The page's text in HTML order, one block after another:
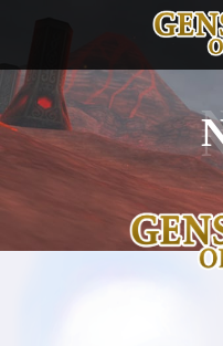
ニュース